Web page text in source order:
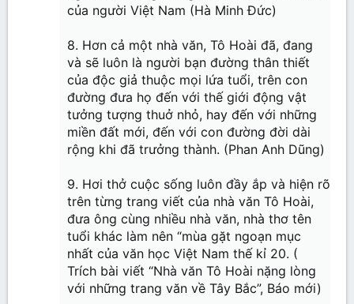
của người Việt Nam (Hà Minh Đức)
8. Hơn cả một nhà văn, Tô Hoài đã, đang
và sẽ luôn là người bạn đường thân thiết
của độc giả thuộc mọi lứa tuổi, trên con
đường đưa họ đến với thế giới động vật
tưởng tượng thuở nhỏ, hay đến với những
miền đất mới, đến với con đường đời dài
rộng khi đã trưởng thành. (Phan Anh Dũng)
9. Hơi thở cuộc sống luôn đầy ắp và hiện rõ
trên từng trang viết của nhà văn Tô Hoài,
đưa ông cùng nhiều nhà văn, nhà thơ tên
tuổi khác làm nên “mùa gặt ngoạn mục
nhất của văn học Việt Nam thế kỉ 20. (
Trích bài viết “Nhà văn Tô Hoài nặng lòng
với những trang văn về Tây Bắc”, Báo mới)